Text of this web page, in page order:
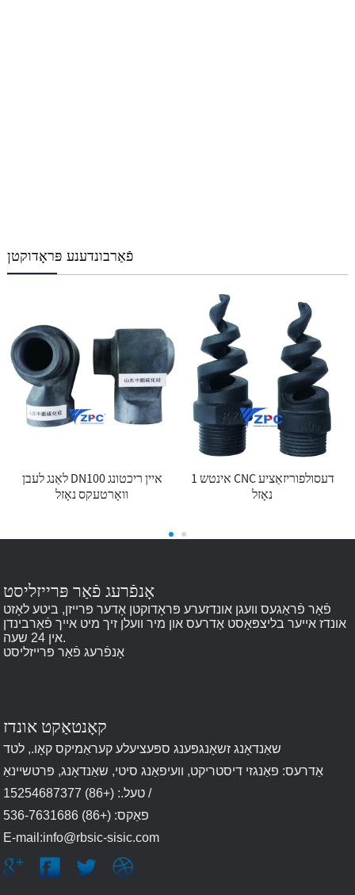
פֿאַרבונדענע פּראָדוקטן
לאַנג לעבן DN100 איין ריכטונג
וואָרטעקס נאָזל
1 אינטש CNC דעסולפוריזאַציע
נאָזל
אָנפֿרעג פֿאַר פּרייזליסט
פֿאַר פֿראַגעס וועגן אונדזערע פּראָדוקטן אָדער פּרייזן, ביטע לאָזט
אונדז אייער בליצפּאָסט אַדרעס און מיר וועלן זיך מיט אייך פֿאַרבינדן
אין 24 שעה.
אָנפֿרעג פֿאַר פּרייזליסט
קאָנטאַקט אונדז
שאַנדאָנג זשאָנגפּענג ספּעציעלע קעראַמיקס קאָו., לטד
אַדרעס: פאַנגזי דיסטריקט, וועיפאַנג סיטי, שאַנדאָנג, פּרטשיינאַ
טעל.: (+86) 15254687377 /
פאַקס: (+86) 536-7631686
E-mail:info@rbsic-sisic.com